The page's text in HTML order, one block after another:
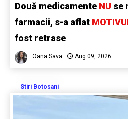
Două medicamente NU se
farmacii, s-a aflat
fost retrase
Oana Sava Aug 09, 2026
Stiri Botosani